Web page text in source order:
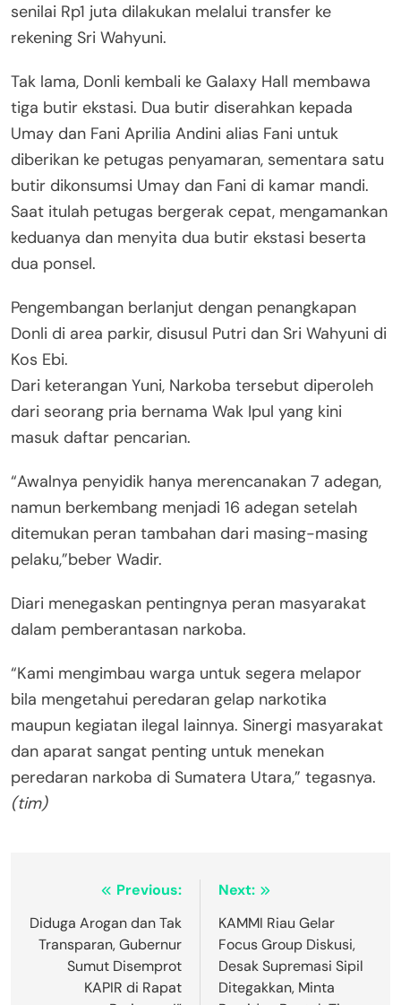
senilai Rp1 juta dilakukan melalui transfer ke
rekening Sri Wahyuni.
Tak lama, Donli kembali ke Galaxy Hall membawa
tiga butir ekstasi. Dua butir diserahkan kepada
Umay dan Fani Aprilia Andini alias Fani untuk
diberikan ke petugas penyamaran, sementara satu
butir dikonsumsi Umay dan Fani di kamar mandi.
Saat itulah petugas bergerak cepat, mengamankan
keduanya dan menyita dua butir ekstasi beserta
dua ponsel.
Pengembangan berlanjut dengan penangkapan
Donli di area parkir, disusul Putri dan Sri Wahyuni di
Kos Ebi.
Dari keterangan Yuni, Narkoba tersebut diperoleh
dari seorang pria bernama Wak Ipul yang kini
masuk daftar pencarian.
“Awalnya penyidik hanya merencanakan 7 adegan,
namun berkembang menjadi 16 adegan setelah
ditemukan peran tambahan dari masing-masing
pelaku,”beber Wadir.
Diari menegaskan pentingnya peran masyarakat
dalam pemberantasan narkoba.
“Kami mengimbau warga untuk segera melapor
bila mengetahui peredaran gelap narkotika
maupun kegiatan ilegal lainnya. Sinergi masyarakat
dan aparat sangat penting untuk menekan
peredaran narkoba di Sumatera Utara,” tegasnya.
(tim)
Navigasi
pos
Previous:
Diduga Arogan dan Tak
Transparan, Gubernur
Sumut Disemprot
KAPIR di Rapat
Next:
KAMMI Riau Gelar
Focus Group Diskusi,
Desak Supremasi Sipil
Ditegakkan, Minta